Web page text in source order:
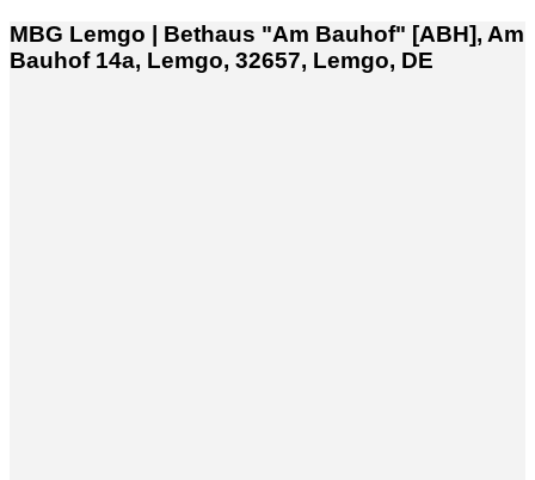
Neu hier
MBG Lemgo | Bethaus "Am Bauhof" [ABH], Am
Bauhof 14a, Lemgo, 32657, Lemgo, DE